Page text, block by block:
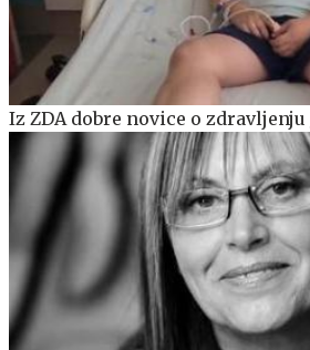
Iz ZDA dobre novice o zdravljenju